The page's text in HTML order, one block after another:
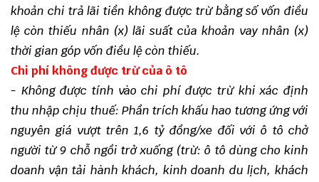
khoản chi trả lãi tiền không được trừ bằng số vốn điều
lệ còn thiếu nhân (x) lãi suất của khoản vay nhân (x)
thời gian góp vốn điều lệ còn thiếu.
Chi phí không được trừ của ô tô
- Không được tính vào chi phí được trừ khi xác định
thu nhập chịu thuế: Phần trích khấu hao tương ứng với
nguyên giá vượt trên 1,6 tỷ đồng/xe đối với ô tô chở
người từ 9 chỗ ngồi trở xuống (trừ: ô tô dùng cho kinh
doanh vận tải hành khách, kinh doanh du lịch, khách